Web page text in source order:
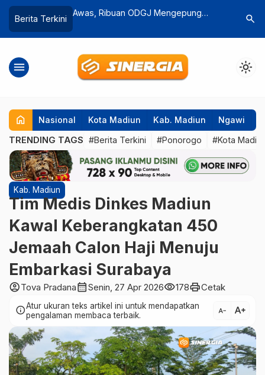
Berita Terkini
1.818 Honorer Ponorogo Resmi
Lapas
Pangan
search
menu light_mode
home Nasional Kota Madiun Kab. Madiun Ngawi
TRENDING TAGS #Berita Terkini #Ponorogo #Kota
Kab. Madiun
Tim Medis Dinkes Madiun
Kawal Keberangkatan 450
Jemaah Calon Haji Menuju
Embarkasi Surabaya
account_circleTova Pradanacalendar_monthSenin, 27 Apr 2026visibility178printCetak
infoAtur ukuran teks artikel ini untuk mendapatkan
pengalaman membaca terbaik.
text_decrease text_increase